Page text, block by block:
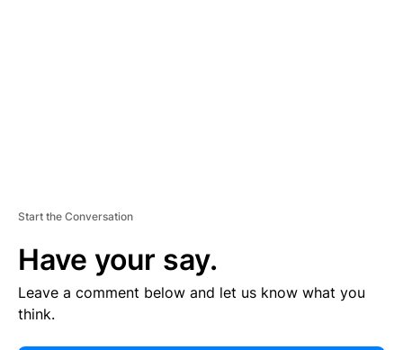
Start the Conversation
Have your say.
Leave a comment below and let us know what you
think.